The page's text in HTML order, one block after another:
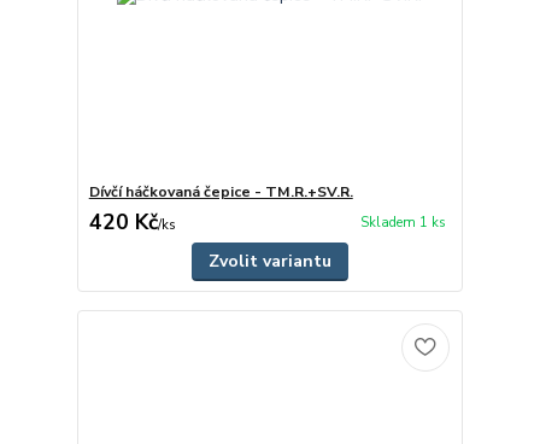
Dívčí háčkovaná čepice - TM.R.+SV.R.
420 Kč/ks Skladem 1 ks
Zvolit variantu